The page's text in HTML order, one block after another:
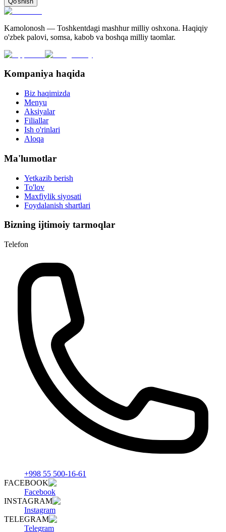
Kamolonosh — Toshkentdagi mashhur milliy oshxona. Haqiqiy
o'zbek palovi, somsa, kabob va boshqa milliy taomlar.
Kompaniya haqida
Biz haqimizda
Menyu
Aksiyalar
Filiallar
Ish o'rinlari
Aloqa
Ma'lumotlar
Yetkazib berish
To'lov
Maxfiylik siyosati
Foydalanish shartlari
Bizning ijtimoiy tarmoqlar
Telefon
+998 55 500-16-61
FACEBOOK
Facebook
INSTAGRAM
Instagram
TELEGRAM
Telegram